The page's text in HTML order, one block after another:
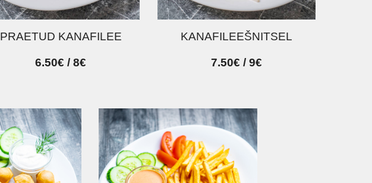
PRAETUD KANAFILEE
6.50€ / 8€
KANAFILEEŠNITSEL
7.50€ / 9€